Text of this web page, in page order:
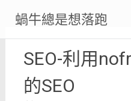
content
蝸牛總是想落跑
SEO-利用
的SEO